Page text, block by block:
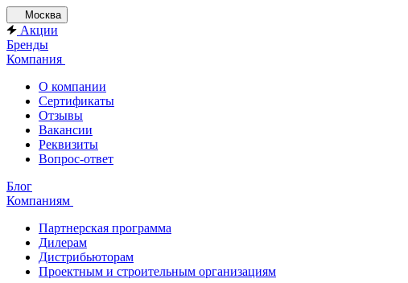
Москва
Акции
Бренды
Компания
О компании
Сертификаты
Отзывы
Вакансии
Реквизиты
Вопрос-ответ
Блог
Компаниям
Партнерская программа
Дилерам
Дистрибьюторам
Проектным и строительным организациям